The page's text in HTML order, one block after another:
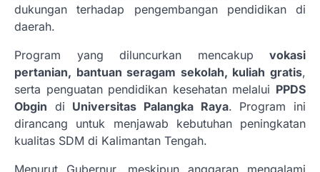
dukungan terhadap pengembangan pendidikan di
daerah.
Program yang diluncurkan mencakup vokasi
pertanian, bantuan seragam sekolah, kuliah gratis,
serta penguatan pendidikan kesehatan melalui PPDS
Obgin di Universitas Palangka Raya. Program ini
dirancang untuk menjawab kebutuhan peningkatan
kualitas SDM di Kalimantan Tengah.
Menurut Gubernur, meskipun anggaran mengalami